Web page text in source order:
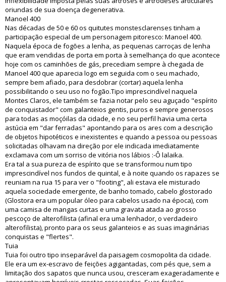
oriundas de sua doença degenerativa.
Manoel 400
Nas décadas de 50 e 60 os quitutes monstesclarenses tinham a
participação especial de um personagem pitoresco: Manoel 400.
Naquela época de fogões a lenha, as pequenas carroças de lenha
que eram vendidas de porta em porta à semelhança do que acontece
hoje com os caminhões de gás, precediam sempre à chegada de
Manoel 400 que aparecia logo em seguida com o seu machado,
sempre bem afiado, para desdobrar (cortar) aquela lenha
possibilitando o seu uso no fogão.Tipo imprescindível naquela
Montes Claros, ele também se fazia notar pelo seu aguçado "espírito
de conquistador" com galanteios gentis, puros e sempre generosos
para todas as moçóilas da cidade, e no seu perfil havia uma certa
astúcia em "dar ferradas" apontando para os ares com a descrição
de objetos hipotéticos e inexistentes e quando a pessoa ou pessoas
solicitadas olhavam na direção por ele indicada imediatamente
exclamava com um sorriso de vitória nos lábios :-Ô lalaika.
Era tal a sua pureza de espírito que se transformou num tipo
imprescindível nos fundos de quintal, e à noite quando os rapazes se
reuniam na rua 15 para ver o "footing", ali estava ele misturado
aquela sociedade emergente, de banho tomado, cabelo glostorado
(Glostora era um popular óleo para cabelos usado na época), com
uma camisa de mangas curtas e uma gravata atada ao grosso
pescoço de alterofilista (afinal era uma lenhador, o verdadeiro
alterofilista), pronto para os seus galanteios e as suas imaginárias
conquistas e "flertes".
Tuia
Tuia foi outro tipo inseparável da paisagem cosmopolita da cidade.
Ele era um ex-escravo de feições agigantadas, com pés que, sem a
limitação dos sapatos que nunca usou, cresceram exageradamente e